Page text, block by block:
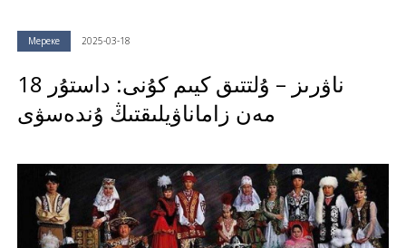
Мереке 2025-03-18
18 ناۋرىز – ۇلتتىق كيىم كۇنى: داستۇر
مەن زاماناۋيلىقتىڭ ۇندەسۋى